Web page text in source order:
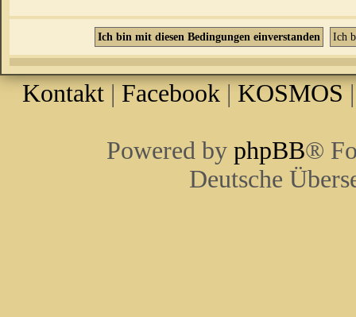
Kontakt | Facebook | KOSMOS
Powered by phpBB®
Deutsche